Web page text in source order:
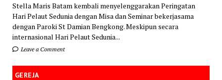
Stella Maris Batam kembali menyelenggarakan Peringatan
Hari Pelaut Sedunia dengan Misa dan Seminar bekerjasama
dengan Paroki St Damian Bengkong. Meskipun secara
internasional Hari Pelaut Sedunia...
Leave a Comment
GEREJA